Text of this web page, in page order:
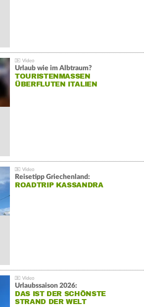
Urlaub wie im Albtraum?
TOURISTENMASSEN
ÜBERFLUTEN ITALIEN
Reisetipp Griechenland:
ROADTRIP KASSANDRA
Urlaubssaison 2026:
DAS IST DER SCHÖNSTE
STRAND DER WELT